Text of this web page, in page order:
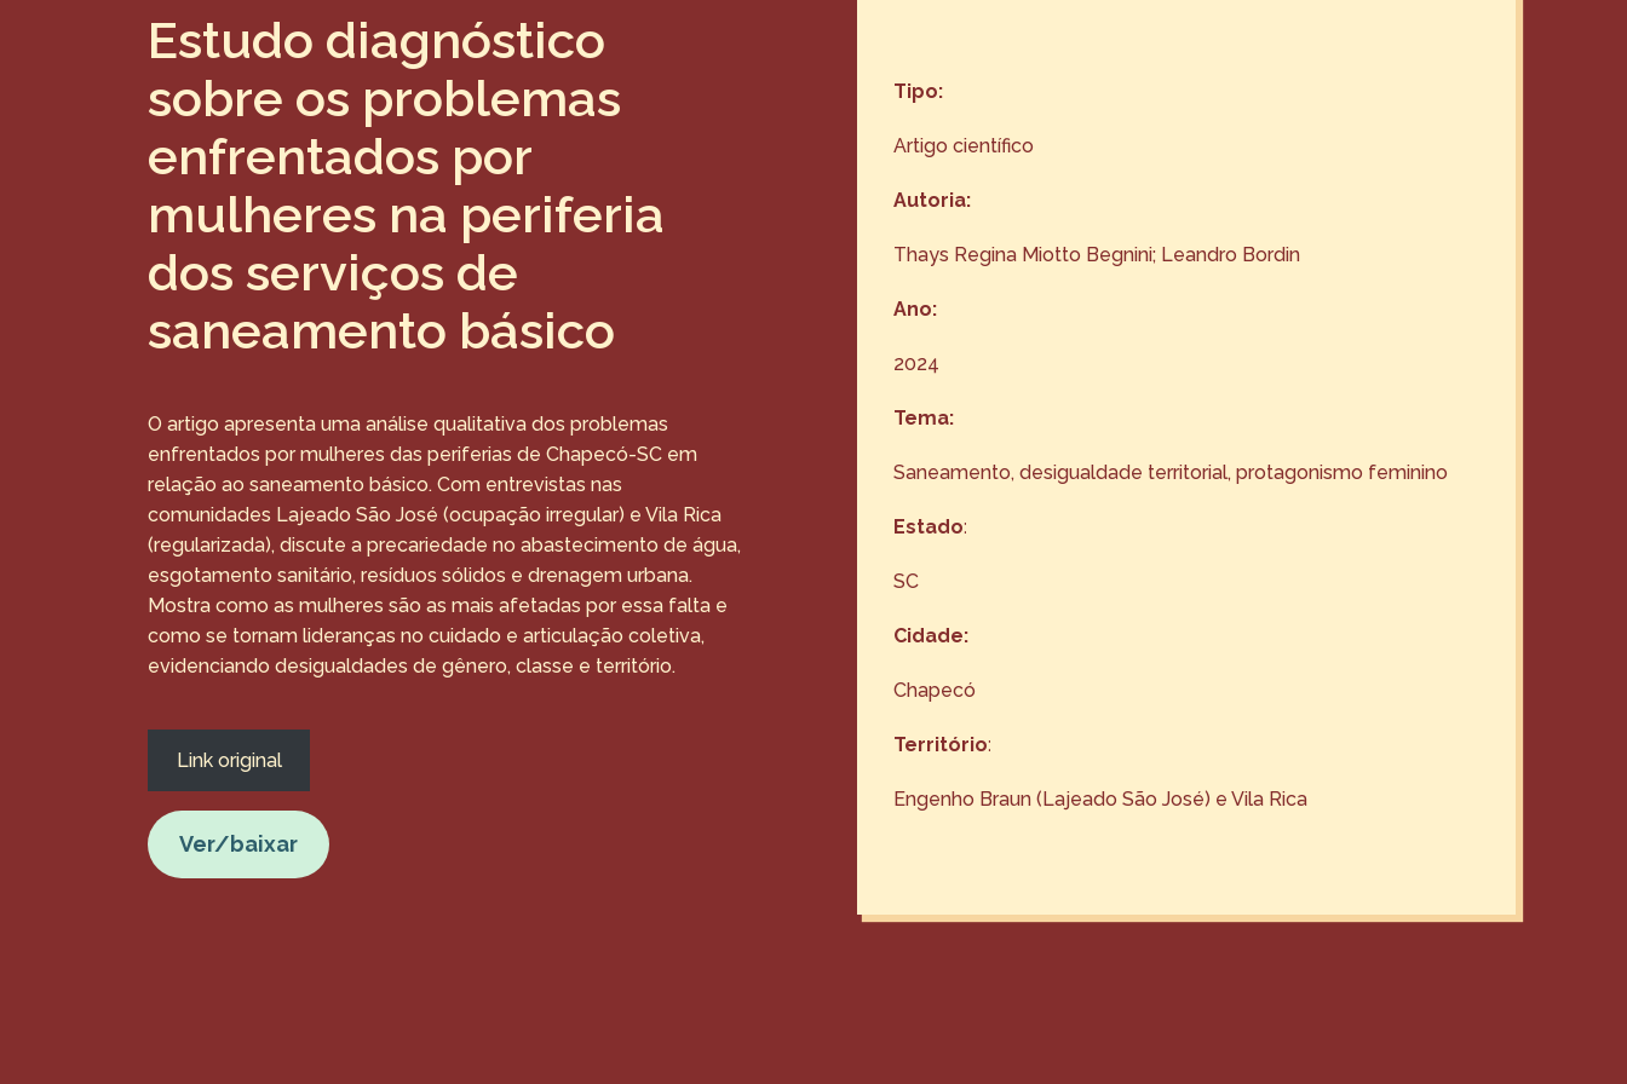
Estudo diagnóstico
sobre os problemas
enfrentados por
mulheres na periferia
dos serviços de
saneamento básico
O artigo apresenta uma análise qualitativa dos problemas
enfrentados por mulheres das periferias de Chapecó-SC em
relação ao saneamento básico. Com entrevistas nas
comunidades Lajeado São José (ocupação irregular) e Vila Rica
(regularizada), discute a precariedade no abastecimento de água,
esgotamento sanitário, resíduos sólidos e drenagem urbana.
Mostra como as mulheres são as mais afetadas por essa falta e
como se tornam lideranças no cuidado e articulação coletiva,
evidenciando desigualdades de gênero, classe e território.
Link original
Ver/baixar
Tipo:
Artigo científico
Autoria:
Thays Regina Miotto Begnini; Leandro Bordin
Ano:
2024
Tema:
Saneamento, desigualdade territorial, protagonismo feminino
Estado:
SC
Cidade:
Chapecó
Território:
Engenho Braun (Lajeado São José) e Vila Rica